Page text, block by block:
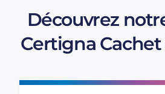
documents numériques
Découvrez
Certigna